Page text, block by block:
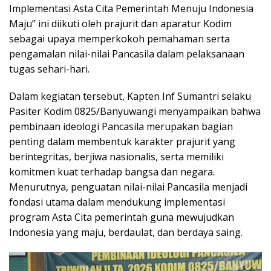
Implementasi Asta Cita Pemerintah Menuju Indonesia
Maju” ini diikuti oleh prajurit dan aparatur Kodim
sebagai upaya memperkokoh pemahaman serta
pengamalan nilai-nilai Pancasila dalam pelaksanaan
tugas sehari-hari.
Dalam kegiatan tersebut, Kapten Inf Sumantri selaku
Pasiter Kodim 0825/Banyuwangi menyampaikan bahwa
pembinaan ideologi Pancasila merupakan bagian
penting dalam membentuk karakter prajurit yang
berintegritas, berjiwa nasionalis, serta memiliki
komitmen kuat terhadap bangsa dan negara.
Menurutnya, penguatan nilai-nilai Pancasila menjadi
fondasi utama dalam mendukung implementasi
program Asta Cita pemerintah guna mewujudkan
Indonesia yang maju, berdaulat, dan berdaya saing.